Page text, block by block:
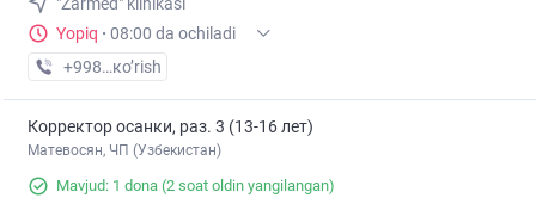
"Zarmed" klinikasi
Yopiq · 08:00 da ochiladi
+998 (95) XXX-XX-XX
кo’rish
Корректор осанки, раз. 3 (13-16 лет)
Матевосян, ЧП (Узбекистан)
Mavjud: 1 dona (2 soat oldin yangilangan)